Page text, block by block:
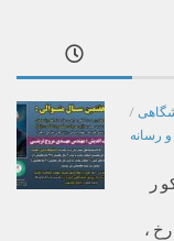
/
رسانه
ر
،